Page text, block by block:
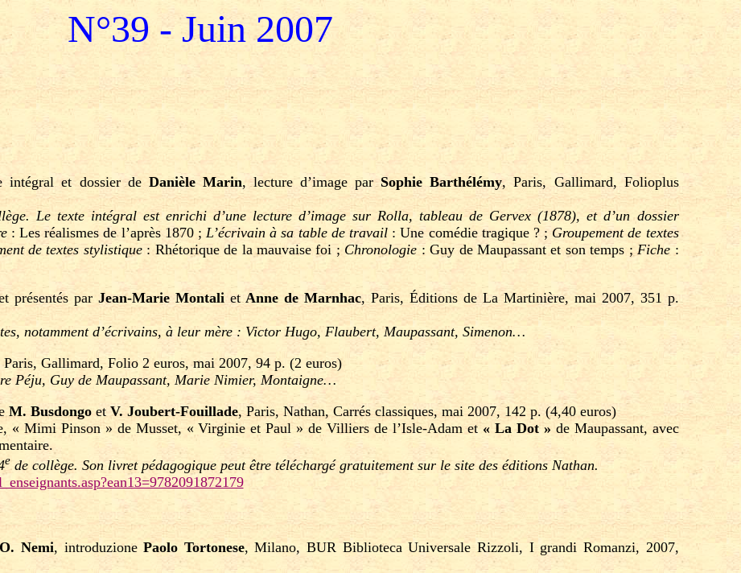
N°39 - Juin 2007
intégral et dossier de Danièle Marin, lecture d’image par Sophie Barthélémy, Paris, Gallimard, Folioplus
Le texte intégral est enrichi d’une lecture d’image surRolla, tableau de Gervex (1878), et d’un dossier
: Les réalismes de l’après 1870 ;L’écrivain à sa table de travail : Une comédie tragique ? ; Groupement de textes
de textes stylistique: Rhétorique de la mauvaise foi ; Chronologie : Guy de Maupassant et son temps ;Fiche :
présentés par Jean-Marie MontalietAnne de Marnhac, Paris, Éditions de La Martinière, mai 2007, 351 p.
notamment d’écrivains, à leur mère : Victor Hugo, Flaubert, Maupassant, Simenon…
Paris, Gallimard, Folio 2 euros, mai 2007, 94 p. (2 euros)
Péju, Guy de Maupassant, Marie Nimier, Montaigne…
M. Busdongoet V. Joubert-Fouillade, Paris, Nathan, Carrés classiques, mai 2007, 142 p. (4,40 euros)
« Mimi Pinson » de Musset, « Virginie et Paul » de Villiers de l’Isle-Adam et« La Dot » de Maupassant, avec
ede collège. Son livret pédagogique peut être téléchargé gratuitement sur le site des éditions Nathan.
O. Nemi, introduzionePaolo Tortonese, Milano, BUR Biblioteca Universale Rizzoli, I grandi Romanzi, 2007,